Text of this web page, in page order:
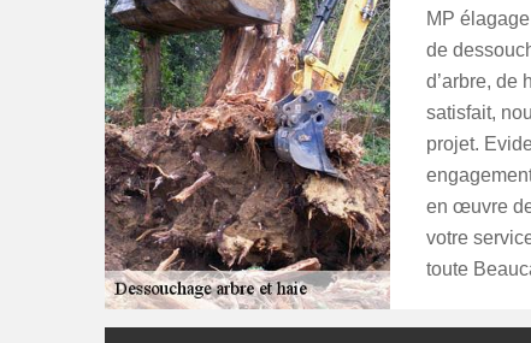
MP
de
d’arbre, de
satisfait,
projet.
en œuvre
votre
toute